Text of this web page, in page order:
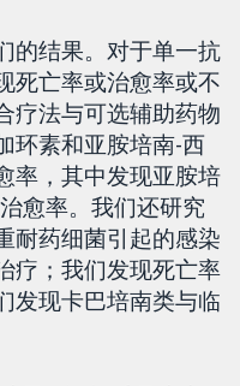
的结果。对于单一抗
死亡率或治愈率或不
疗法与可选辅助药物
环素和亚胺培南-西
率，其中发现亚胺培
愈率。我们还研究
耐药细菌引起的感染
疗；我们发现死亡率
发现卡巴培南类与临